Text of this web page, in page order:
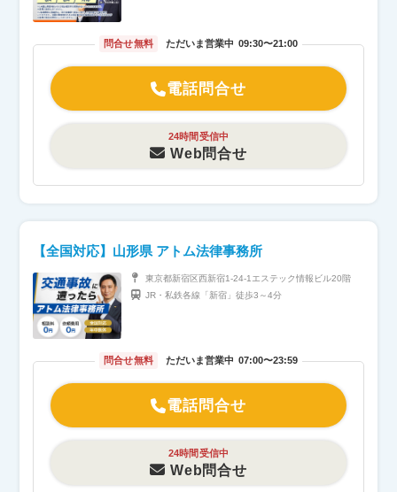
債権回収
IT・ネット
資金調達
企業法務
問合せ無料 ただいま営業中 09:30〜21:00
電話問合せ
24時間受信中
Web問合せ
【全国対応】山形県 アトム法律事務所
東京都新宿区西新宿1-24-1エステック情報ビル20階
JR・私鉄各線「新宿」徒歩3～4分
問合せ無料 ただいま営業中 07:00〜23:59
電話問合せ
24時間受信中
Web問合せ